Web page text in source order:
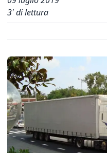
3' di lettura